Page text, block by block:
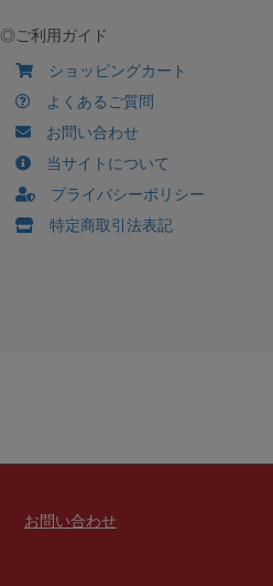
◎ご利用ガイド
ショッピングカート
よくあるご質問
お問い合わせ
当サイトについて
プライバシーポリシー
特定商取引法表記
お問い合わせ